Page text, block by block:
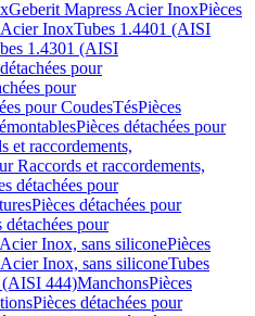
Geberit Mapress Acier InoxPièces
Acier InoxTubes 1.4401 (AISI
1.4301 (AISI
pour
pour
pour CoudesTésPièces
Pièces détachées pour
et raccordements,
Raccords et raccordements,
détachées pour
Pièces détachées pour
détachées pour
Inox, sans siliconePièces
Inox, sans siliconeTubes
(AISI 444)ManchonsPièces
Pièces détachées pour